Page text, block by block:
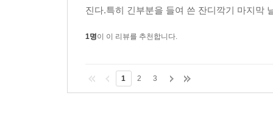
진다.특히 긴부분을 들여 쓴 잔디깍기 마지막
1명이 이 리뷰를 추천합니다.
1 2 3